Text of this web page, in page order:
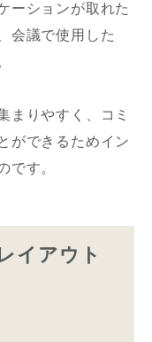
ーションが取れた
会議で使用した
まりやすく、コミ
ができるためイン
です。
イアウト